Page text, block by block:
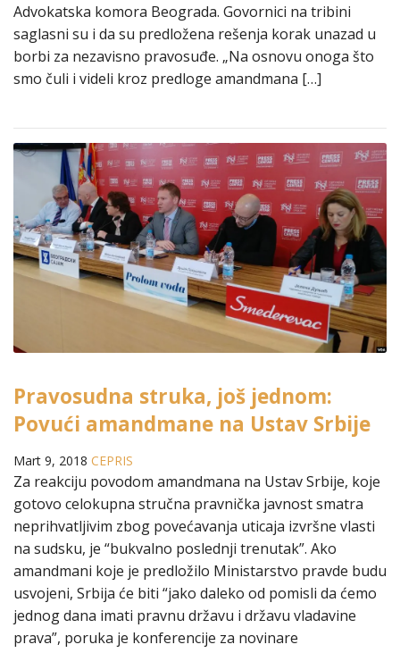
Advokatska komora Beograda. Govornici na tribini
saglasni su i da su predložena rešenja korak unazad u
borbi za nezavisno pravosuđe. „Na osnovu onoga što
smo čuli i videli kroz predloge amandmana […]
Pravosudna struka, još jednom:
Povući amandmane na Ustav Srbije
Mart 9, 2018 CEPRIS
Za reakciju povodom amandmana na Ustav Srbije, koje
gotovo celokupna stručna pravnička javnost smatra
neprihvatljivim zbog povećavanja uticaja izvršne vlasti
na sudsku, je “bukvalno poslednji trenutak”. Ako
amandmani koje je predložilo Ministarstvo pravde budu
usvojeni, Srbija će biti “jako daleko od pomisli da ćemo
jednog dana imati pravnu državu i državu vladavine
prava”, poruka je konferencije za novinare